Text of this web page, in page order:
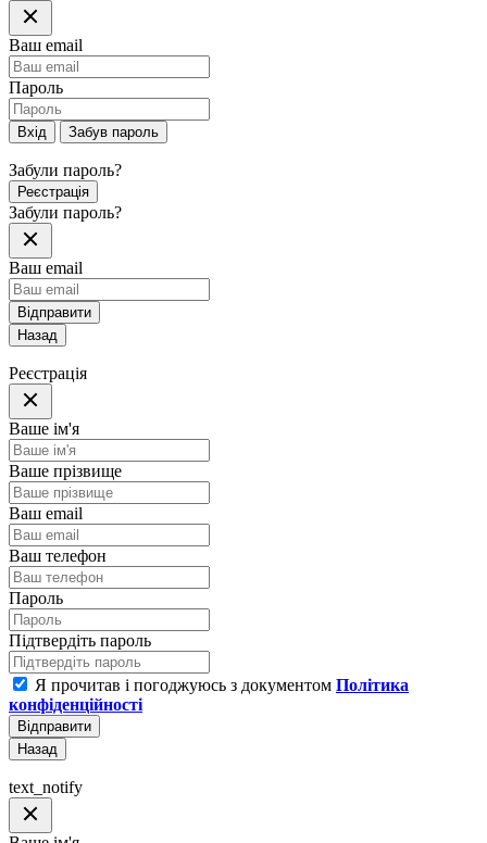
Ваш email
Пароль
Вхід Забув пароль
Забули пароль?
Реєстрація
Забули пароль?
Ваш email
Відправити
Назад
Реєстрація
Ваше ім'я
Ваше прізвище
Ваш email
Ваш телефон
Пароль
Підтвердіть пароль
Я прочитав і погоджуюсь з документом Політика
конфіденційності
Відправити
Назад
text_notify